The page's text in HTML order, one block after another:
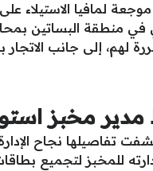
لمافيا الاستيلاء
في منطقة البساتين
لهم، إلى جانب
مخبز
تفاصيلها نجاح
للمخبز لتجميع